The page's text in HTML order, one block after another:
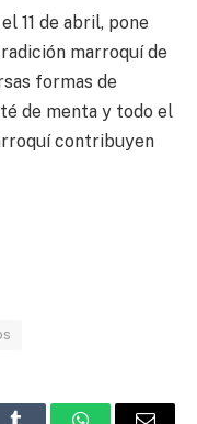
11 de abril, pone
marroquí de
formas de
de menta y todo el
contribuyen